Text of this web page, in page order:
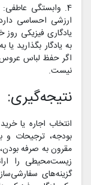
4. وابستگی
ارزشی احساسی
یادگاری فیزیکی
به یادگار بگذارید
اگر حفظ لباس عروس
نیست.
نتیجه‌گیری:
انتخاب اجاره یا
بودجه، ترجیحات و
مقرون به صرفه
زیست‌محیطی را
گزینه‌های